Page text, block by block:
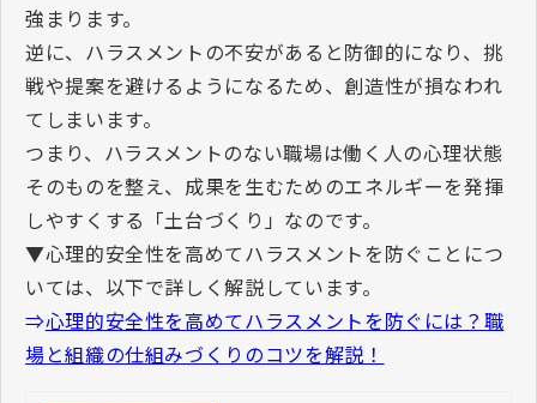
強まります。
逆に、ハラスメントの不安があると防御的になり、挑
戦や提案を避けるようになるため、創造性が損なわれ
てしまいます。
つまり、ハラスメントのない職場は働く人の心理状態
そのものを整え、成果を生むためのエネルギーを発揮
しやすくする「土台づくり」なのです。
▼心理的安全性を高めてハラスメントを防ぐことにつ
いては、以下で詳しく解説しています。
⇒心理的安全性を高めてハラスメントを防ぐには？職
場と組織の仕組みづくりのコツを解説！